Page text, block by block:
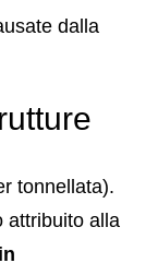
dalla
tonnellata).
attribuito alla